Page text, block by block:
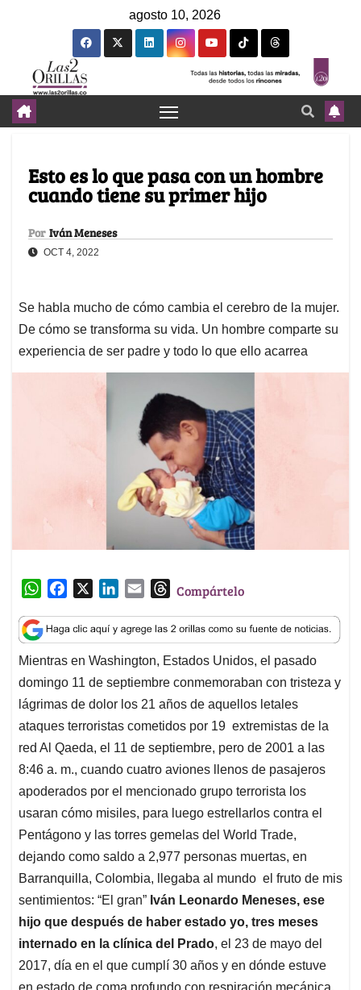
agosto 10, 2026
Esto es lo que pasa con un hombre
cuando tiene su primer hijo
Por Iván Meneses
OCT 4, 2022
Se habla mucho de cómo cambia el cerebro de la mujer.
De cómo se transforma su vida. Un hombre comparte su
experiencia de ser padre y todo lo que ello acarrea
W
a
t
s
A
p
p
c
e
b
o
o
k
n
k
e
d
I
n
a
i
l
T
r
e
a
d
s
Compártelo
Mientras en Washington, Estados Unidos, el pasado
domingo 11 de septiembre conmemoraban con tristeza y
lágrimas de dolor los 21 años de aquellos letales
ataques terroristas cometidos por 19 extremistas de la
red Al Qaeda, el 11 de septiembre, pero de 2001 a las
8:46 a. m., cuando cuatro aviones llenos de pasajeros
apoderados por el mencionado grupo terrorista los
usaran cómo misiles, para luego estrellarlos contra el
Pentágono y las torres gemelas del World Trade,
dejando como saldo a 2,977 personas muertas, en
Barranquilla, Colombia, llegaba al mundo el fruto de mis
sentimientos: “El gran” Iván Leonardo Meneses, ese
hijo que después de haber estado yo, tres meses
internado en la clínica del Prado, el 23 de mayo del
2017, día en el que cumplí 30 años y en dónde estuve